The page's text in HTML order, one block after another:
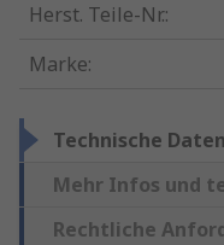
Herst. Teile-Nr.:
Marke:
Technische Daten
Mehr Infos und
Rechtliche